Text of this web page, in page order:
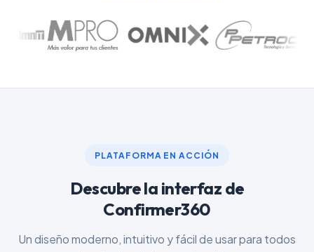
PLATAFORMA EN ACCIÓN
Descubre la interfaz de
Confirmer360
Un diseño moderno, intuitivo y fácil de usar para todos